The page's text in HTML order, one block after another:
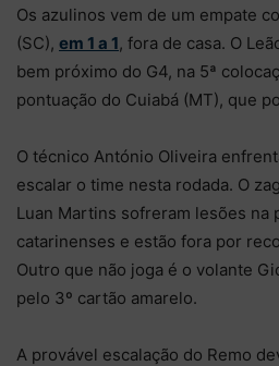
Os azulinos vem de um empate
(SC), em 1 a 1, fora de casa. O
bem próximo do G4, na 5ª
pontuação do Cuiabá (MT), que
O técnico António Oliveira
escalar o time nesta rodada. O
Luan Martins sofreram lesões na
catarinenses e estão fora por
Outro que não joga é o volante
pelo 3º cartão amarelo.
A provável escalação do Remo